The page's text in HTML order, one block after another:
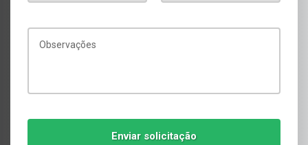
Observações